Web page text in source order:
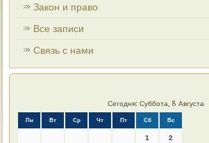
Закон и право
Все записи
Связь с нами
Сегодня: Суббота, 8 Августа
Пн Вт Ср Чт Пт Сб Вс
1 2